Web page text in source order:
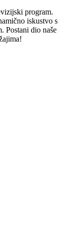
program.
iskustvo s
Postani dio naše